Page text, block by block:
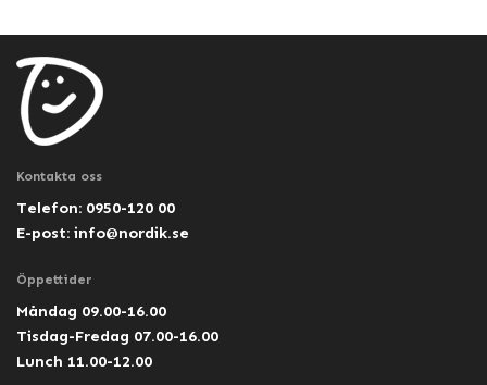
Kontakta oss
Telefon: 0950-120 00
E-post: info@nordik.se
Öppettider
Måndag 09.00-16.00
Tisdag-Fredag 07.00-16.00
Lunch 11.00-12.00